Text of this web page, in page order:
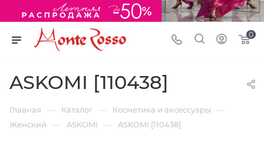
0
ASKOMI [110438]
Главная — Каталог — Косметика и аксессуары —
Женский — ASKOMI — ASKOMI [110438]